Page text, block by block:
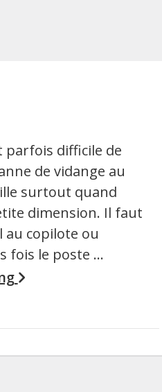
parfois difficile de
de vidange au
surtout quand
dimension. Il faut
au copilote ou
fois le poste …